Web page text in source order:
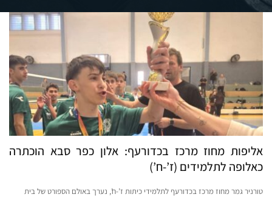
אליפות מחוז מרכז בכדורעף: אלון כפר סבא הוכתרה
כאלופה לתלמידים (ז’-ח’)
טורניר גמר מחוז מרכז בכדורעף לתלמידי כיתות ז’-ח’, נערך באולם הספורט של בית